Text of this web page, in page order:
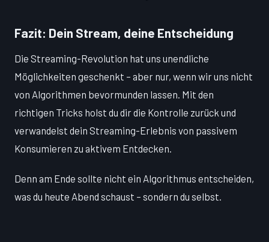
Fazit: Dein Stream, deine Entscheidung
Die Streaming-Revolution hat uns unendliche
Möglichkeiten geschenkt – aber nur, wenn wir uns nicht
von Algorithmen bevormunden lassen. Mit den
richtigen Tricks holst du dir die Kontrolle zurück und
verwandelst dein Streaming-Erlebnis von passivem
Konsumieren zu aktivem Entdecken.
Denn am Ende sollte nicht ein Algorithmus entscheiden,
was du heute Abend schaust – sondern du selbst.